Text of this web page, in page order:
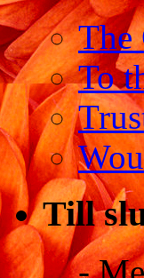
The
To
Till